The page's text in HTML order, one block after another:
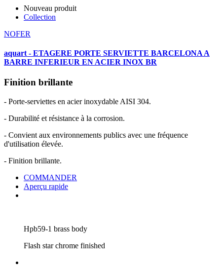
Nouveau produit
Collection
NOFER
aquart - ETAGERE PORTE SERVIETTE BARCELONA A
BARRE INFERIEUR EN ACIER INOX BR
Finition brillante
- Porte-serviettes en acier inoxydable AISI 304.
- Durabilité et résistance à la corrosion.
- Convient aux environnements publics avec une fréquence
d'utilisation élevée.
- Finition brillante.
COMMANDER
Aperçu rapide
Hpb59-1 brass body
Flash star chrome finished